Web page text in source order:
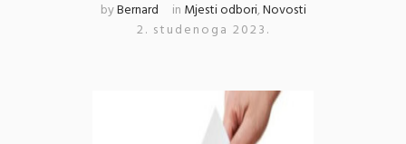
byBernard in Mjesti odbori,Novosti
2. studenoga 2023.